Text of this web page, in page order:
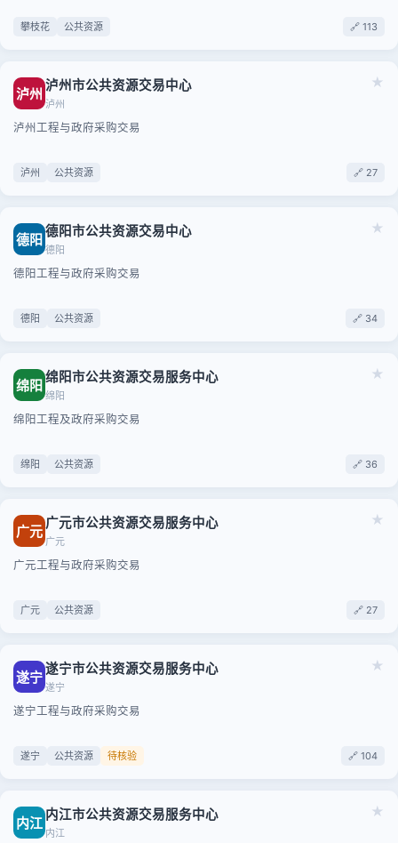
攀枝花 公共资源 🔗 113
★
泸州 泸州市公共资源交易中心
泸州
泸州工程与政府采购交易
泸州 公共资源 🔗 27
★
德阳 德阳市公共资源交易中心
德阳
德阳工程与政府采购交易
德阳 公共资源 🔗 34
★
绵阳 绵阳市公共资源交易服务中心
绵阳
绵阳工程及政府采购交易
绵阳 公共资源 🔗 36
★
广元 广元市公共资源交易服务中心
广元
广元工程与政府采购交易
广元 公共资源 🔗 27
★
遂宁遂宁市公共资源交易服务中心
遂宁
遂宁工程与政府采购交易
遂宁 公共资源 待核验 🔗 104
★
内江 内江市公共资源交易服务中心
内江